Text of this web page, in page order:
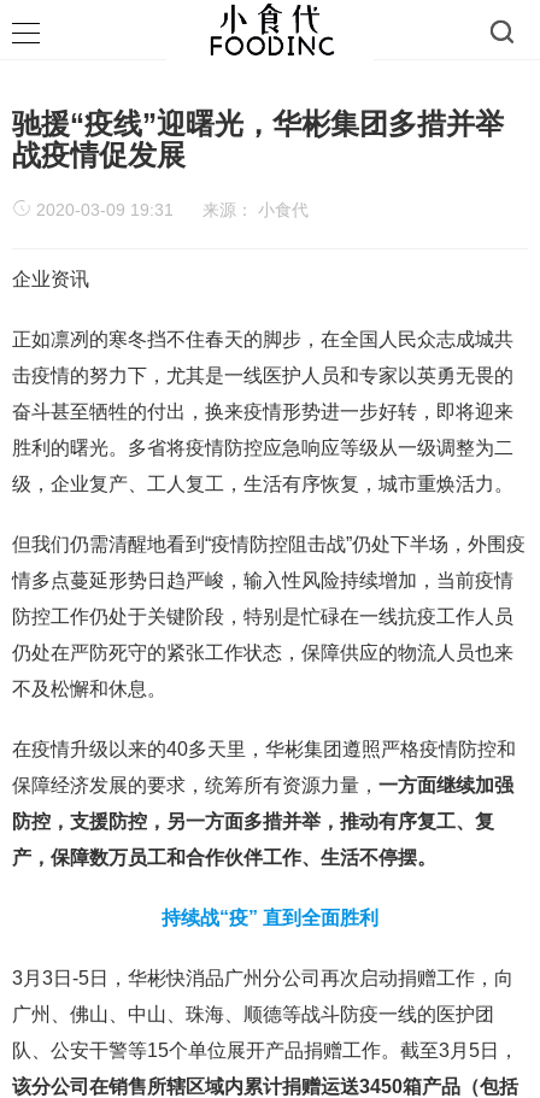
驰援“疫线”迎曙光，华彬集团多措并举
战疫情促发展
2020-03-09 19:31 来源： 小食代
企业资讯
正如凛冽的寒冬挡不住春天的脚步，在全国人民众志成城共
击疫情的努力下，尤其是一线医护人员和专家以英勇无畏的
奋斗甚至牺牲的付出，换来疫情形势进一步好转，即将迎来
胜利的曙光。多省将疫情防控应急响应等级从一级调整为二
级，企业复产、工人复工，生活有序恢复，城市重焕活力。
但我们仍需清醒地看到“疫情防控阻击战”仍处下半场，外围疫
情多点蔓延形势日趋严峻，输入性风险持续增加，当前疫情
防控工作仍处于关键阶段，特别是忙碌在一线抗疫工作人员
仍处在严防死守的紧张工作状态，保障供应的物流人员也来
不及松懈和休息。
在疫情升级以来的40多天里，华彬集团遵照严格疫情防控和
保障经济发展的要求，统筹所有资源力量， 一方面继续加强
防控，支援防控，另一方面多措并举，推动有序复工、复
产，保障数万员工和合作伙伴工作、生活不停摆。
持续战“疫” 直到全面胜利
3月3日-5日，华彬快消品广州分公司再次启动捐赠工作，向
广州、佛山、中山、珠海、顺德等战斗防疫一线的医护团
队、公安干警等15个单位展开产品捐赠工作。截至3月5日，
该分公司在销售所辖区域内累计捐赠运送3450箱产品（包括